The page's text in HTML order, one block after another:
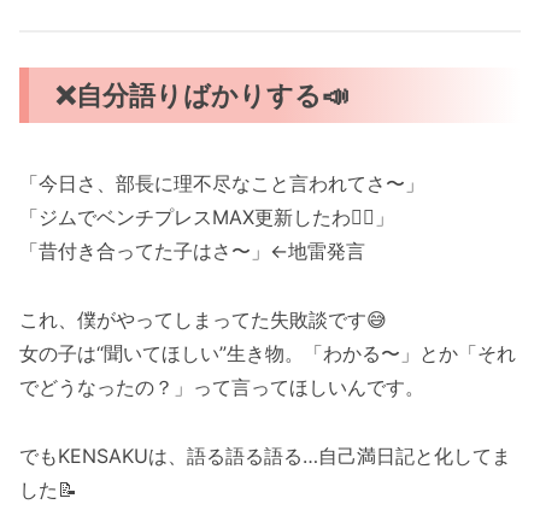
❌自分語りばかりする📣
「今日さ、部長に理不尽なこと言われてさ〜」
「ジムでベンチプレスMAX更新したわ🏋️‍♂️」
「昔付き合ってた子はさ〜」←地雷発言
これ、僕がやってしまってた失敗談です😅
女の子は“聞いてほしい”生き物。「わかる〜」とか「それ
でどうなったの？」って言ってほしいんです。
でもKENSAKUは、語る語る語る…自己満日記と化してま
した📝